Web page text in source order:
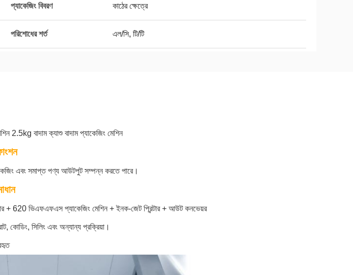
প্যাকেজিং বিবরণ কাঠের ক্ষেত্রে
পরিশোধের শর্ত এল/সি, টি/টি
2.5kg বাদাম ক্যাশু বাদাম প্যাকেজিং মেশিন
এবং সমাপ্ত পণ্য আউটপুট সম্পন্ন করতে পারে।
+ 620 ভিএফএফএস প্যাকেজিং মেশিন + ইনক-জেট প্রিন্টার + আউট কনভেয়র
কোডিং, সিলিং এবং অন্যান্য প্রক্রিয়া।